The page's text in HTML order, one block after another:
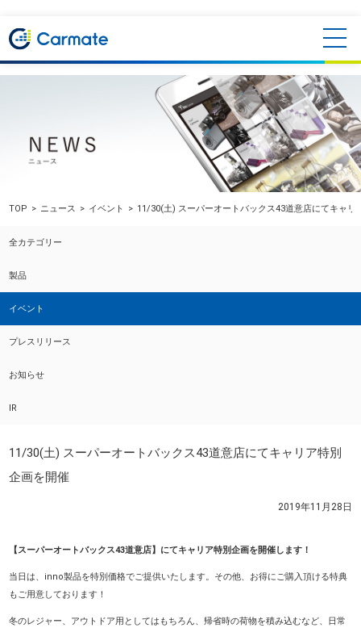
TOP ニュース イベント 11/30(土) スーパーオートバックス43道意店にてキャリ
全カテゴリー
製品
イベント
プレスリリース
お知らせ
IR
11/30(土) スーパーオートバックス43道意店にてキャリア特別
企画を開催
2019年11月28日
【スーパーオートバックス43道意店】にてキャリア特別企画を開催します！
当日は、inno製品を特別価格でご提供いたします。その他、お得にご購入頂ける特典
もご用意しております！
冬のレジャー、アウトドア用としてはもちろん、帰省時の荷物を積み込むなど、日常